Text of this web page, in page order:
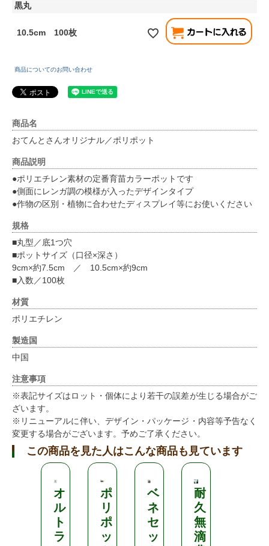
黒丸
10.5cm 100枚
商品についてのお問い合わせ
商品名
おてんとさんオリジナル／ポリポット
商品説明
●ポリエチレン素材の定番育苗カラーポットです
●側面にレンガ調の模様が入ったデザインタイプ
●作物の区別・植物に合わせたディスプレイ等にお使いください
規格
■丸型／底1つ穴
■ポットサイズ（口径×深さ）
9cm×約7.5cm ／ 10.5cm×約9cm
■入数／100枚
材質
ポリエチレン
製造国
中国
注意事項
※表記サイズはロット・個体により若干の誤差が生じる場合がご
ざいます。
※リニューアルに伴い、デザイン・パッケージ・内容等予告なく
変更する場合がございます。予めご了承ください。
この商品を見た人はこんな商品も見ています
オ
ル
ト
ラ
ポ
リ
ポ
ッ
ベ
ネ
セ
ッ
耐
久
無
滴